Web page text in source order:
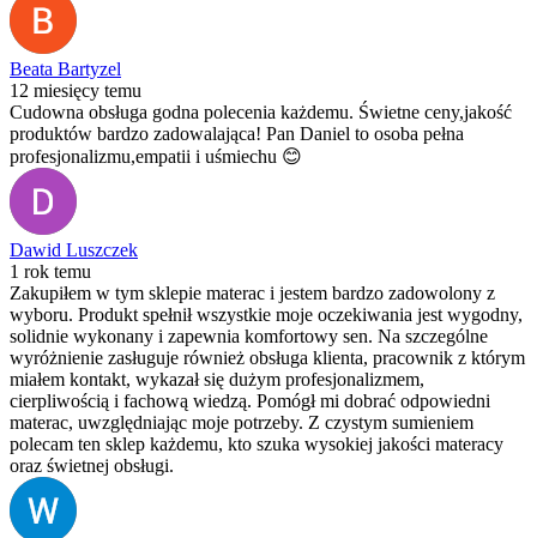
Beata Bartyzel
12 miesięcy temu
Cudowna obsługa godna polecenia każdemu. Świetne ceny,jakość
produktów bardzo zadowalająca! Pan Daniel to osoba pełna
profesjonalizmu,empatii i uśmiechu 😊
Dawid Luszczek
1 rok temu
Zakupiłem w tym sklepie materac i jestem bardzo zadowolony z
wyboru. Produkt spełnił wszystkie moje oczekiwania jest wygodny,
solidnie wykonany i zapewnia komfortowy sen. Na szczególne
wyróżnienie zasługuje również obsługa klienta, pracownik z którym
miałem kontakt, wykazał się dużym profesjonalizmem,
cierpliwością i fachową wiedzą. Pomógł mi dobrać odpowiedni
materac, uwzględniając moje potrzeby. Z czystym sumieniem
polecam ten sklep każdemu, kto szuka wysokiej jakości materacy
oraz świetnej obsługi.